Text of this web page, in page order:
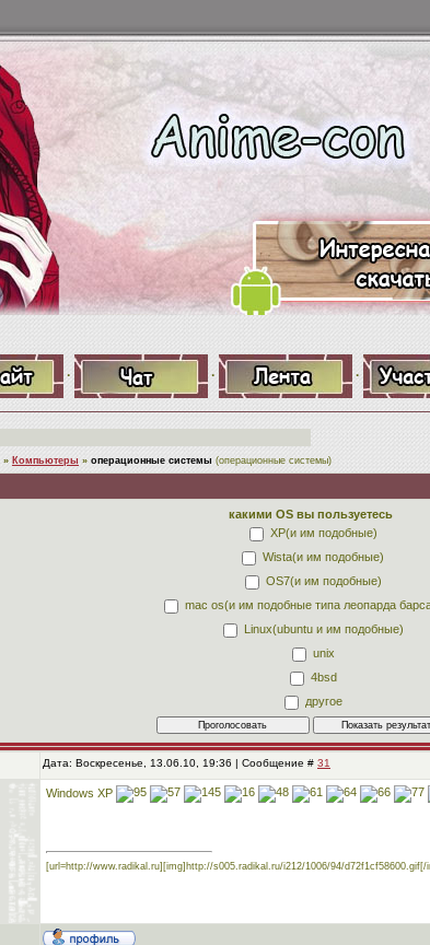
· · ·
» Компьютеры » операционные системы (операционные системы)
какими OS вы пользуетесь
XP(и им подобные)
Wista(и им подобные)
OS7(и им подобные)
mac os(и им подобные типа леопарда
Linux(ubuntu и им подобные)
unix
4bsd
другое
Дата: Воскресенье, 13.06.10, 19:36 | Сообщение # 31
Windows XP
[url=http://www.radikal.ru][img]http://s005.radikal.ru/i212/1006/94/d72f1cf58600.gif[/